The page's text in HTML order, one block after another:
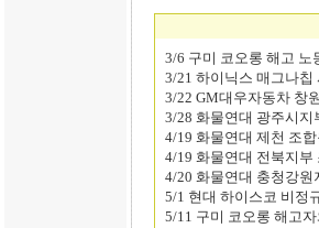
3/6 구미 코오롱 해고 노
3/21 하이닉스 매그나칩
3/22 GM대우자동차 창
3/28 화물연대 광주시지
4/19 화물연대 제천 조
4/19 화물연대 전북지부
4/20 화물연대 충청강원
5/1 현대 하이스코 비정
5/11 구미 코오롱 해고